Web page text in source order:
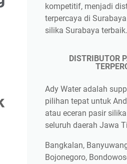
kompetitif, menjadi
terpercaya di
silika Surabaya terbaik.
DISTRIBUTOR
Ady Water adalah
pilihan tepat untuk
atau eceran pasir
seluruh daerah Jawa
Bangkalan,
Bojonegoro,